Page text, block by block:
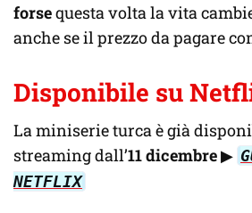
forsequesta volta la vita
anche se il prezzo da pagare
Disponibile su
La miniserie turca è già
streaming dall’11 dicembre▶
NETFLIX